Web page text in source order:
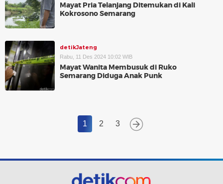
Mayat Pria Telanjang Ditemukan di Kali
Kokrosono Semarang
detikJateng
Rabu, 11 Des 2024 10:02 WIB
Mayat Wanita Membusuk di Ruko
Semarang Diduga Anak Punk
1 2 3